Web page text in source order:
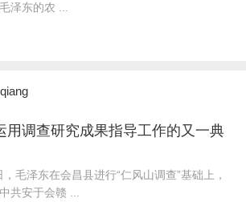
泽东的农 ...
用调查研究成果指导工作的又一典
毛泽东在会昌县进行“仁风山调查”基础上，
共安于会赣 ...